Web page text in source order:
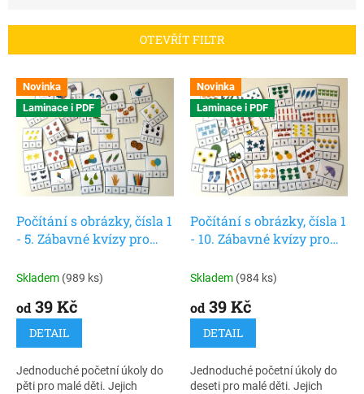
í
r
d
OTEVŘÍT FILTR
V
ý
p
d
Novinka
Laminace i PDF
Počítání s obrázky, čísla 1
- 5. Zábavné kvízy pro
karet.
Skladem (989 ks)
od39 Kč
DETAIL
Jednoduché početní úkoly do
pěti pro malé děti. Jejich
Novinka
Laminace i PDF
Počítání s obrázky, čísla 1
- 10. Zábavné kvízy pro
karet.
Skladem (984 ks)
od39 Kč
DETAIL
Jednoduché početní úkoly do
deseti pro malé děti. Jejich